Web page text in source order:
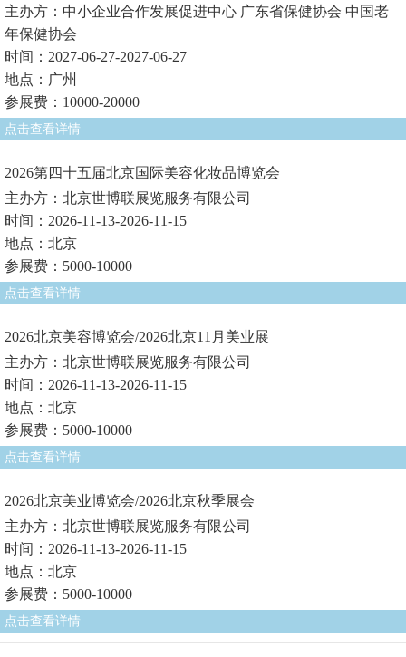
主办方：中小企业合作发展促进中心 广东省保健协会 中国老
年保健协会
时间：2027-06-27-2027-06-27
地点：广州
参展费：10000-20000
点击查看详情
2026第四十五届北京国际美容化妆品博览会
主办方：北京世博联展览服务有限公司
时间：2026-11-13-2026-11-15
地点：北京
参展费：5000-10000
点击查看详情
2026北京美容博览会/2026北京11月美业展
主办方：北京世博联展览服务有限公司
时间：2026-11-13-2026-11-15
地点：北京
参展费：5000-10000
点击查看详情
2026北京美业博览会/2026北京秋季展会
主办方：北京世博联展览服务有限公司
时间：2026-11-13-2026-11-15
地点：北京
参展费：5000-10000
点击查看详情